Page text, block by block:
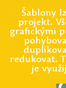
Šablony
projekt.
grafickými
redukovat.
je